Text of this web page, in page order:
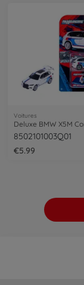
Voitures
8502101003Q01
€5.99